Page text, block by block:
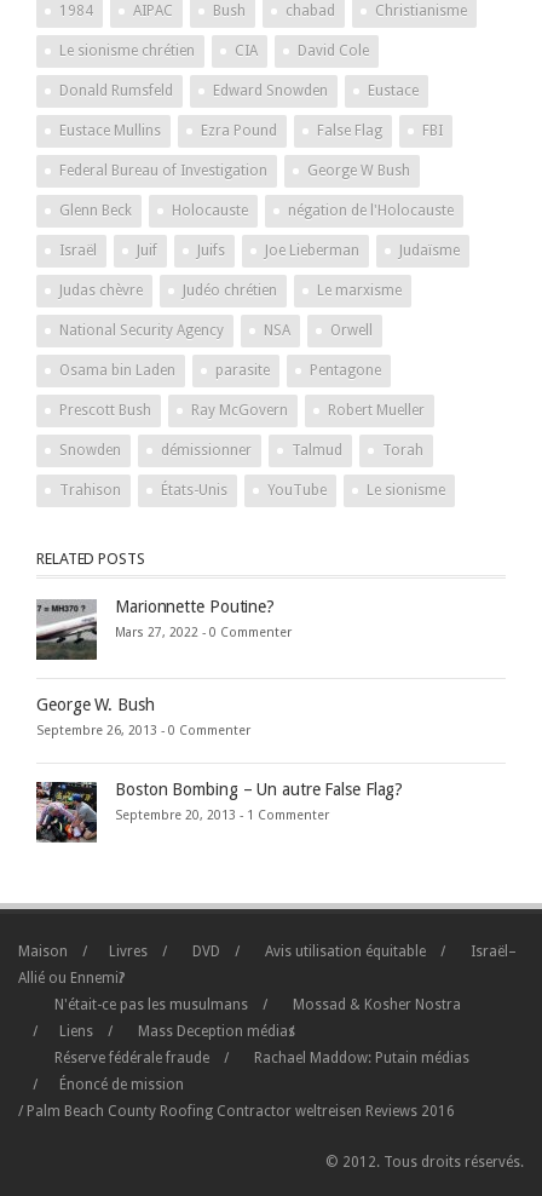
1984 AIPAC Bush chabad Christianisme
Le sionisme chrétien CIA David Cole
Donald Rumsfeld Edward Snowden Eustace
Eustace Mullins Ezra Pound False Flag FBI
Federal Bureau of Investigation George W Bush
Glenn Beck Holocauste négation de l'Holocauste
Israël Juif Juifs Joe Lieberman Judaïsme
Judas chèvre Judéo chrétien Le marxisme
National Security Agency NSA Orwell
Osama bin Laden parasite Pentagone
Prescott Bush Ray McGovern Robert Mueller
Snowden démissionner Talmud Torah
Trahison États-Unis YouTube Le sionisme
RELATED POSTS
Marionnette Poutine?
Mars 27, 2022 - 0 Commenter
George W. Bush
Septembre 26, 2013 - 0 Commenter
Boston Bombing – Un autre False Flag?
Septembre 20, 2013 - 1 Commenter
Maison Livres DVD Avis utilisation équitable
Israël–
Allié ou Ennemi?
N'était-ce pas les musulmans
Mossad & Kosher Nostra
Liens
Mass Deception médias
Réserve fédérale fraude
Rachael Maddow: Putain médias
Énoncé de mission
/ Palm Beach County Roofing Contractor weltreisen Reviews 2016
© 2012. Tous droits réservés.